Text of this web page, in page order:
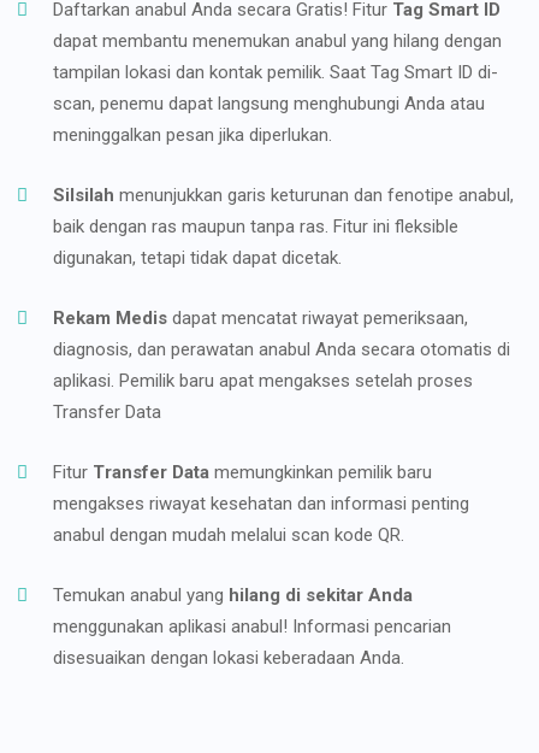
Daftarkan anabul Anda secara Gratis! Fitur Tag Smart ID
dapat membantu menemukan anabul yang hilang dengan
tampilan lokasi dan kontak pemilik. Saat Tag Smart ID di-
scan, penemu dapat langsung menghubungi Anda atau
meninggalkan pesan jika diperlukan.
Silsilah menunjukkan garis keturunan dan fenotipe anabul,
baik dengan ras maupun tanpa ras. Fitur ini fleksible
digunakan, tetapi tidak dapat dicetak.
Rekam Medis dapat mencatat riwayat pemeriksaan,
diagnosis, dan perawatan anabul Anda secara otomatis di
aplikasi. Pemilik baru apat mengakses setelah proses
Transfer Data
Fitur Transfer Data memungkinkan pemilik baru
mengakses riwayat kesehatan dan informasi penting
anabul dengan mudah melalui scan kode QR.
Temukan anabul yang hilang di sekitar Anda
menggunakan aplikasi anabul! Informasi pencarian
disesuaikan dengan lokasi keberadaan Anda.